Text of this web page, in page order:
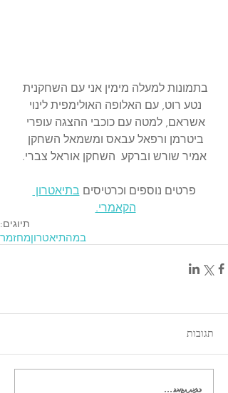
בתמונות למעלה מימין אני עם השחקנית
נטע רוט, עם האלופה האולימפית לינוי
אשראם, למטה עם כוכבי ההצגה עופרי
ביטרמן ורפאל עבאס ומשמאל השחקן
אמיר שורש וברקע  השחקן אוראל צברי.
פרטים נוספים וכרטיסים בתיאטרון
הקאמרי.
תיוגים:
במהתיאטרוןמחזמר
תגובות
כתיבת תגובה...